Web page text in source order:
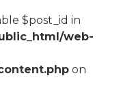
$post_id in
web-
on